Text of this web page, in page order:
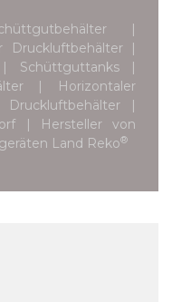
|
Druckluftbehälter |
Schüttguttanks |
| Horizontaler
|
| Hersteller von
Land Reko®